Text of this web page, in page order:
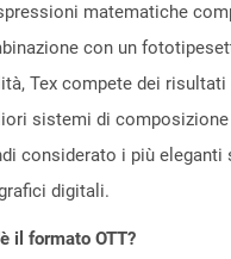
matematiche
con un
Tex compete dei risultati
sistemi di
considerato i più eleganti
digitali.
il formato OTT?